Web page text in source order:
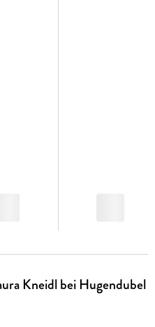
Kneidl bei Hugendubel